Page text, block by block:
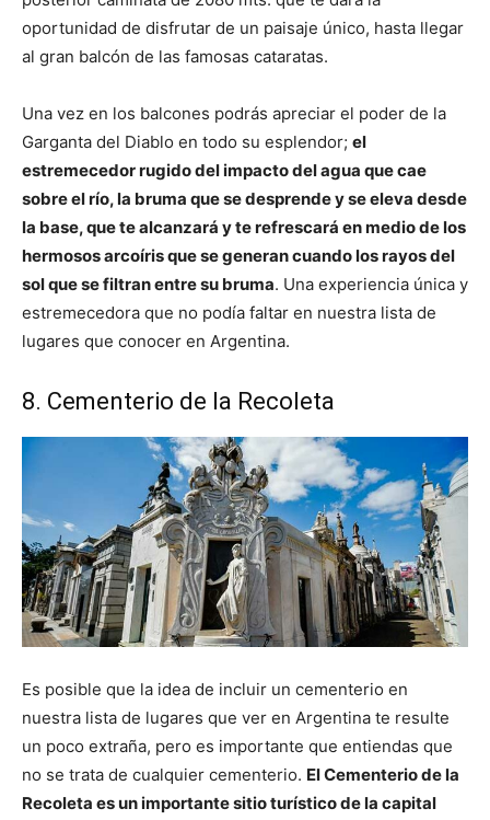
oportunidad de disfrutar de un paisaje único, hasta llegar
al gran balcón de las famosas cataratas.
Una vez en los balcones podrás apreciar el poder de la
Garganta del Diablo en todo su esplendor; el
estremecedor rugido del impacto del agua que cae
sobre el río, la bruma que se desprende y se eleva desde
la base, que te alcanzará y te refrescará en medio de los
hermosos arcoíris que se generan cuando los rayos del
sol que se filtran entre su bruma. Una experiencia única y
estremecedora que no podía faltar en nuestra lista de
lugares que conocer en Argentina.
8. Cementerio de la Recoleta
Es posible que la idea de incluir un cementerio en
nuestra lista de lugares que ver en Argentina te resulte
un poco extraña, pero es importante que entiendas que
no se trata de cualquier cementerio. El Cementerio de la
Recoleta es un importante sitio turístico de la capital